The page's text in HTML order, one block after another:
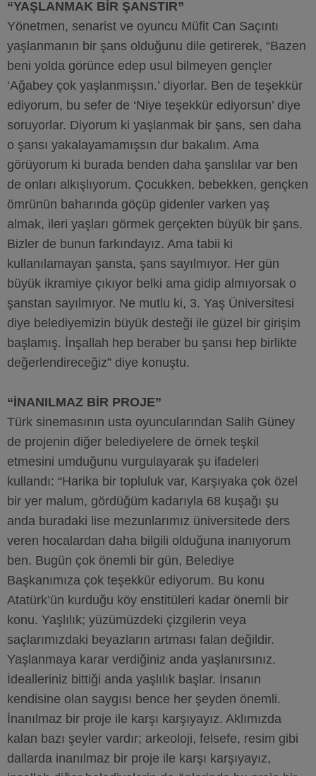
“YAŞLANMAK BİR ŞANSTIR”
Yönetmen, senarist ve oyuncu Müfit Can Saçıntı
yaşlanmanın bir şans olduğunu dile getirerek, “Bazen
beni yolda görünce edep usul bilmeyen gençler
‘Ağabey çok yaşlanmışsın.’ diyorlar. Ben de teşekkür
ediyorum, bu sefer de ‘Niye teşekkür ediyorsun’ diye
soruyorlar. Diyorum ki yaşlanmak bir şans, sen daha
o şansı yakalayamamışsın dur bakalım. Ama
görüyorum ki burada benden daha şanslılar var ben
de onları alkışlıyorum. Çocukken, bebekken, gençken
ömrünün baharında göçüp gidenler varken yaş
almak, ileri yaşları görmek gerçekten büyük bir şans.
Bizler de bunun farkındayız. Ama tabii ki
kullanılamayan şansta, şans sayılmıyor. Her gün
büyük ikramiye çıkıyor belki ama gidip almıyorsak o
şanstan sayılmıyor. Ne mutlu ki, 3. Yaş Üniversitesi
diye belediyemizin büyük desteği ile güzel bir girişim
başlamış. İnşallah hep beraber bu şansı hep birlikte
değerlendireceğiz” diye konuştu.
“İNANILMAZ BİR PROJE”
Türk sinemasının usta oyuncularından Salih Güney
de projenin diğer belediyelere de örnek teşkil
etmesini umduğunu vurgulayarak şu ifadeleri
kullandı: “Harika bir topluluk var, Karşıyaka çok özel
bir yer malum, gördüğüm kadarıyla 68 kuşağı şu
anda buradaki lise mezunlarımız üniversitede ders
veren hocalardan daha bilgili olduğuna inanıyorum
ben. Bugün çok önemli bir gün, Belediye
Başkanımıza çok teşekkür ediyorum. Bu konu
Atatürk’ün kurduğu köy enstitüleri kadar önemli bir
konu. Yaşlılık; yüzümüzdeki çizgilerin veya
saçlarımızdaki beyazların artması falan değildir.
Yaşlanmaya karar verdiğiniz anda yaşlanırsınız.
İdealleriniz bittiği anda yaşlılık başlar. İnsanın
kendisine olan saygısı bence her şeyden önemli.
İnanılmaz bir proje ile karşı karşıyayız. Aklımızda
kalan bazı şeyler vardır; arkeoloji, felsefe, resim gibi
dallarda inanılmaz bir proje ile karşı karşıyayız,